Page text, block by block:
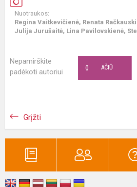
Nuotraukos:
Regina Vaitkevičienė, Renata
Julija Jurušaitė, Lina Pavilovskienė,
Nepamirškite
padėkoti autoriui
AČIŪ
0
Grįžti